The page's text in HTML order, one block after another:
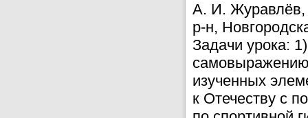
А. И. Журавлёв,
р-н,
Задачи урока:
самовыражению
изученных
к Отечеству c